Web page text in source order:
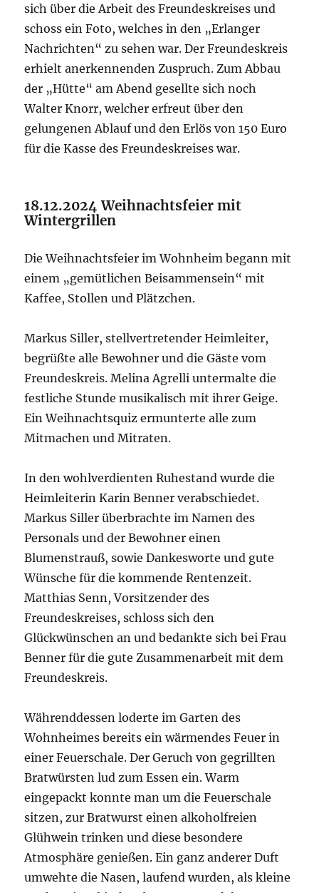
sich über die Arbeit des Freundeskreises und
schoss ein Foto, welches in den „Erlanger
Nachrichten“ zu sehen war. Der Freundeskreis
erhielt anerkennenden Zuspruch. Zum Abbau
der „Hütte“ am Abend gesellte sich noch
Walter Knorr, welcher erfreut über den
gelungenen Ablauf und den Erlös von 150 Euro
für die Kasse des Freundeskreises war.
18.12.2024 Weihnachtsfeier mit
Wintergrillen
Die Weihnachtsfeier im Wohnheim begann mit
einem „gemütlichen Beisammensein“ mit
Kaffee, Stollen und Plätzchen.
Markus Siller, stellvertretender Heimleiter,
begrüßte alle Bewohner und die Gäste vom
Freundeskreis. Melina Agrelli untermalte die
festliche Stunde musikalisch mit ihrer Geige.
Ein Weihnachtsquiz ermunterte alle zum
Mitmachen und Mitraten.
In den wohlverdienten Ruhestand wurde die
Heimleiterin Karin Benner verabschiedet.
Markus Siller überbrachte im Namen des
Personals und der Bewohner einen
Blumenstrauß, sowie Dankesworte und gute
Wünsche für die kommende Rentenzeit.
Matthias Senn, Vorsitzender des
Freundeskreises, schloss sich den
Glückwünschen an und bedankte sich bei Frau
Benner für die gute Zusammenarbeit mit dem
Freundeskreis.
Währenddessen loderte im Garten des
Wohnheimes bereits ein wärmendes Feuer in
einer Feuerschale. Der Geruch von gegrillten
Bratwürsten lud zum Essen ein. Warm
eingepackt konnte man um die Feuerschale
sitzen, zur Bratwurst einen alkoholfreien
Glühwein trinken und diese besondere
Atmosphäre genießen. Ein ganz anderer Duft
umwehte die Nasen, laufend wurden, als kleine